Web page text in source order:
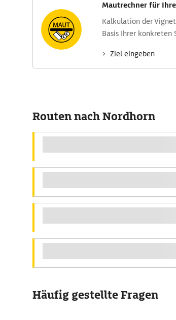
Mautrechner für
Kalkulation der
Basis Ihrer konkreten
Ziel eingeben
Routen nach Nordhorn
Häufig gestellte Fragen